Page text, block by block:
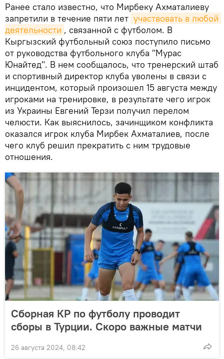
Ранее стало известно, что Мирбеку Ахматалиеву
запретили в течение пяти лет участвовать в любой
деятельности , связанной с футболом. В
Кыргызский футбольный союз поступило письмо
от руководства футбольного клуба "Мурас
Юнайтед". В нем сообщалось, что тренерский штаб
и спортивный директор клуба уволены в связи с
инцидентом, который произошел 15 августа между
игроками на тренировке, в результате чего игрок
из Украины Евгений Терзи получил перелом
челюсти. Как выяснилось, зачинщиком конфликта
оказался игрок клуба Мирбек Ахматалиев, после
чего клуб решил прекратить с ним трудовые
отношения.
Сборная КР по футболу проводит
сборы в Турции. Скоро важные матчи
26 августа 2024, 08:42